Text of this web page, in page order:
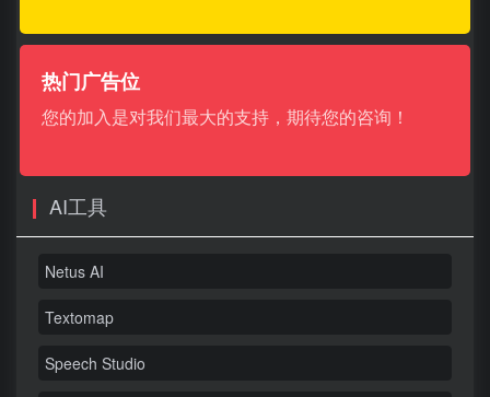
热门广告位
您的加入是对我们最大的支持，期待您的咨询！
AI工具
Netus AI
Textomap
Speech Studio